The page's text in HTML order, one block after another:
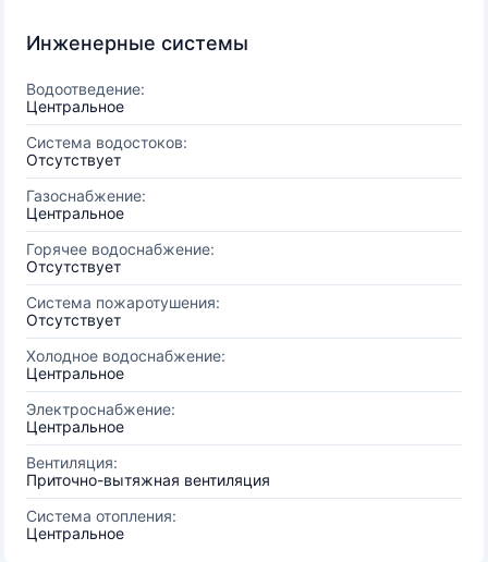
Инженерные системы
Водоотведение:
Центральное
Система водостоков:
Отсутствует
Газоснабжение:
Центральное
Горячее водоснабжение:
Отсутствует
Система пожаротушения:
Отсутствует
Холодное водоснабжение:
Центральное
Электроснабжение:
Центральное
Вентиляция:
Приточно-вытяжная вентиляция
Система отопления:
Центральное